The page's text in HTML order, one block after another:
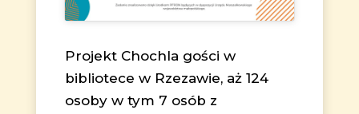
Projekt Chochla gości w
bibliotece w Rzezawie, aż 124
osoby w tym 7 osób z